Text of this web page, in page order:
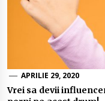
APRILIE 29, 2020
Vrei sa devii